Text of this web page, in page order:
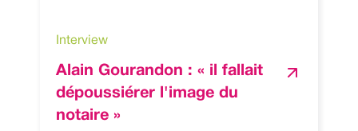
Interview
Alain Gourandon : « il fallait
dépoussiérer l'image du
notaire »